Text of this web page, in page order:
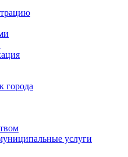
города
услуги